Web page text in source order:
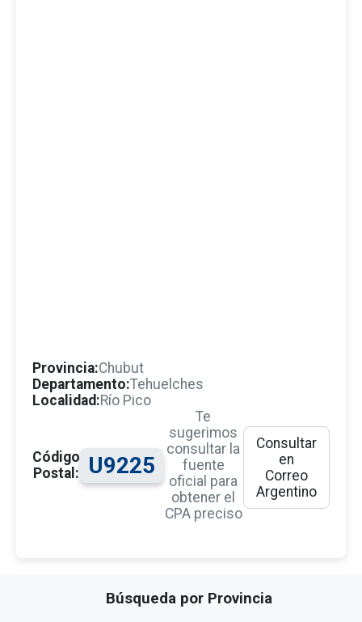
Provincia:Chubut
Departamento:Tehuelches
Localidad:Río Pico
Código
Postal:
U9225
Te
sugerimos
consultar la
fuente
oficial para
obtener el
CPA preciso
Consultar
en
Correo
Argentino
Búsqueda por Provincia